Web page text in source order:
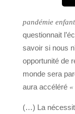
pandémie
questionnait
savoir si nous
opportunité de
monde sera
aura accéléré
(…) La